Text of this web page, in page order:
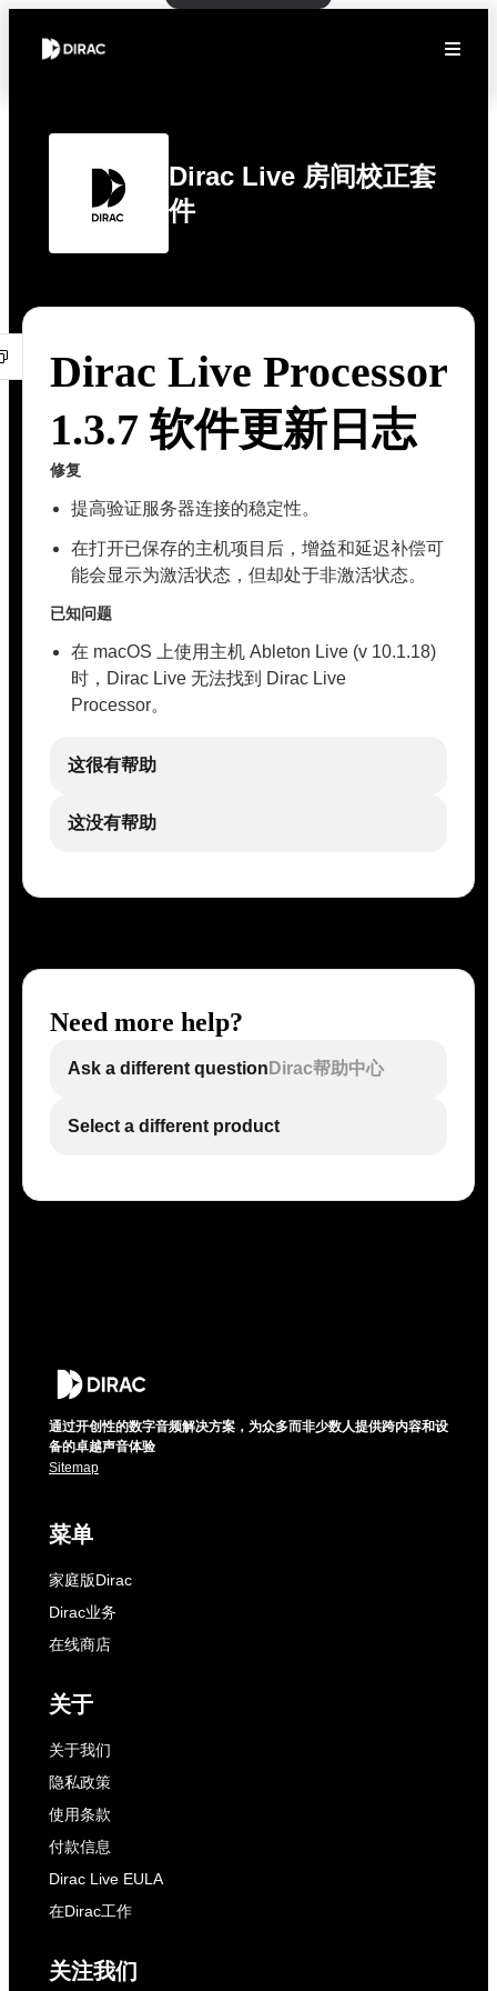
Dirac Live 房间校正套
件
Dirac Live Processor
1.3.7 软件更新日志
修复
提高验证服务器连接的稳定性。
在打开已保存的主机项目后，增益和延迟补偿可
能会显示为激活状态，但却处于非激活状态。
已知问题
在 macOS 上使用主机 Ableton Live (v 10.1.18)
时，Dirac Live 无法找到 Dirac Live
Processor。
这很有帮助
这没有帮助
Need more help?
Ask a different question Dirac帮助中心
Select a different product
通过开创性的数字音频解决方案，为众多而非少数人提供跨内容和设
备的卓越声音体验
Sitemap
菜单
家庭版Dirac
Dirac业务
在线商店
关于
关于我们
隐私政策
使用条款
付款信息
Dirac Live EULA
在Dirac工作
关注我们